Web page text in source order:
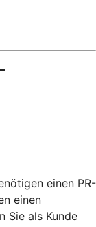
einen PR-
einen
Sie als Kunde